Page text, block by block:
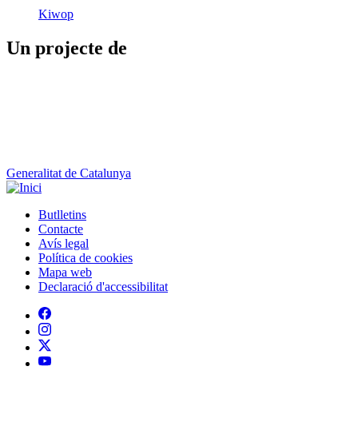
Kiwop
Un projecte de
Generalitat de Catalunya
Peu
Butlletins
Contacte
Avís legal
Política de cookies
Mapa web
Declaració d'accessibilitat